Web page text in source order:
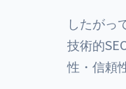
したがっ
技術的
性・信頼